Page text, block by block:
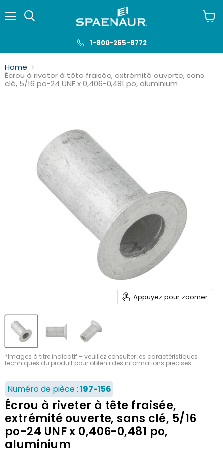
1-800-265-8772
le
Home
Écrou à riveter à tête fraisée, extrémité ouverte, sans
clé, 5/16 po-24 UNF x 0,406-0,481 po, aluminium
Appuyez pour zoomer
*Images à titre indicatif – veuillez consulter les caractéristiques
techniques du produit pour obtenir des informations précises
Numéro de pièce :197-156
Écrou à riveter à tête fraisée,
extrémité ouverte, sans clé, 5/16
po-24 UNF x 0,406-0,481 po,
aluminium